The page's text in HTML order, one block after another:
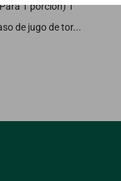
1 porción) 1
de jugo de tor...